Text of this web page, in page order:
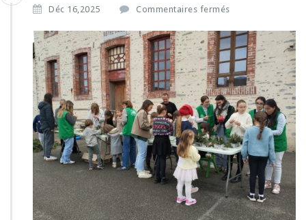
Déc 16,2025 Commentaires fermés
r
I
M
G
_
2
0
2
5
1
2
1
6
_